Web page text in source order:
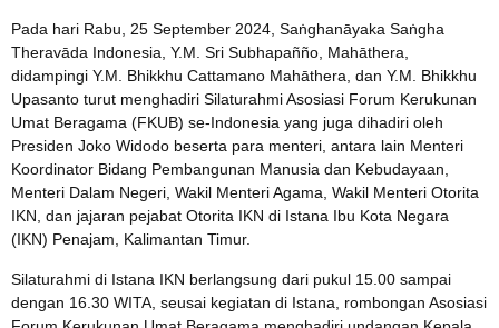
Pada hari Rabu, 25 September 2024, Saṅghanāyaka Saṅgha
Theravāda Indonesia, Y.M. Sri Subhapañño, Mahāthera,
didampingi Y.M. Bhikkhu Cattamano Mahāthera, dan Y.M. Bhikkhu
Upasanto turut menghadiri Silaturahmi Asosiasi Forum Kerukunan
Umat Beragama (FKUB) se-Indonesia yang juga dihadiri oleh
Presiden Joko Widodo beserta para menteri, antara lain Menteri
Koordinator Bidang Pembangunan Manusia dan Kebudayaan,
Menteri Dalam Negeri, Wakil Menteri Agama, Wakil Menteri Otorita
IKN, dan jajaran pejabat Otorita IKN di Istana Ibu Kota Negara
(IKN) Penajam, Kalimantan Timur.
Silaturahmi di Istana IKN berlangsung dari pukul 15.00 sampai
dengan 16.30 WITA, seusai kegiatan di Istana, rombongan Asosiasi